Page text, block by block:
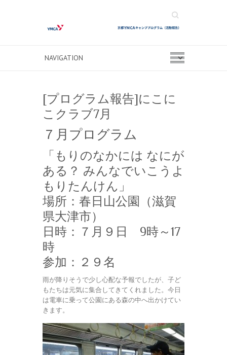
Search
[プログラム報告]にこに
こクラブ7月
７月プログラム
「もりのなかには なにが
ある？ みんなでいこうよ
もりたんけん」
場所：春日山公園（滋賀
県大津市）
日時：７月９日 9時～17
時
参加：２９名
雨が降りそうで少し心配な予報でしたが、子ど
もたちは元気に集合してきてくれました。今日
は電車に乗って公園にある森の中へ出かけてい
きます。